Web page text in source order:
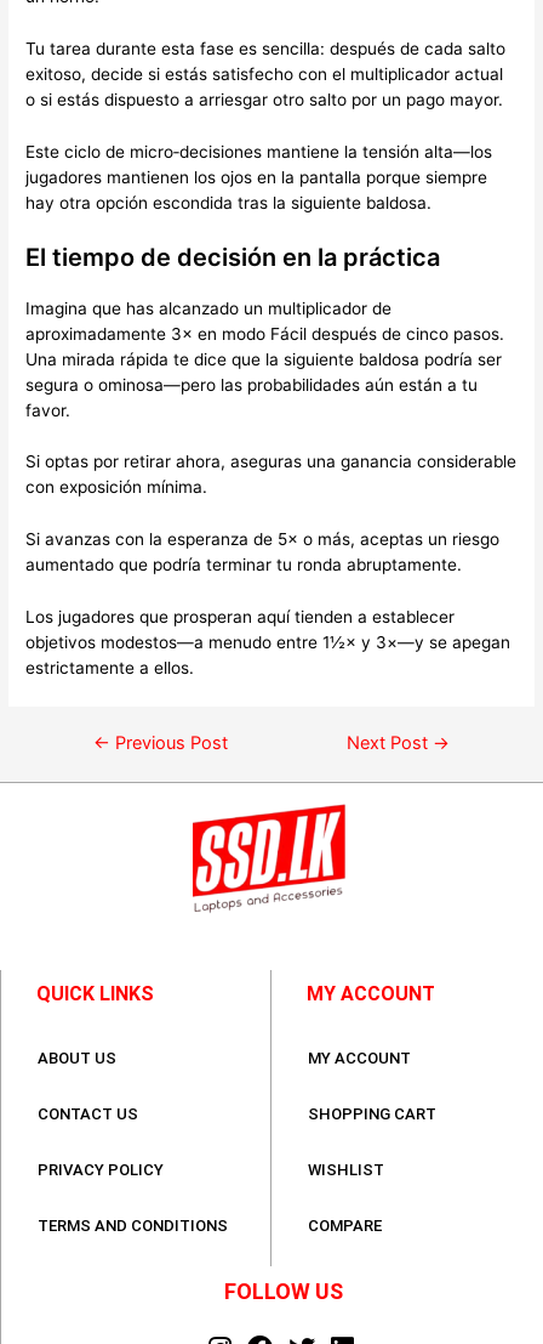
Tu tarea durante esta fase es sencilla: después de cada salto
exitoso, decide si estás satisfecho con el multiplicador actual
o si estás dispuesto a arriesgar otro salto por un pago mayor.
Este ciclo de micro‑decisiones mantiene la tensión alta—los
jugadores mantienen los ojos en la pantalla porque siempre
hay otra opción escondida tras la siguiente baldosa.
El tiempo de decisión en la práctica
Imagina que has alcanzado un multiplicador de
aproximadamente 3× en modo Fácil después de cinco pasos.
Una mirada rápida te dice que la siguiente baldosa podría ser
segura o ominosa—pero las probabilidades aún están a tu
favor.
Si optas por retirar ahora, aseguras una ganancia considerable
con exposición mínima.
Si avanzas con la esperanza de 5× o más, aceptas un riesgo
aumentado que podría terminar tu ronda abruptamente.
Los jugadores que prosperan aquí tienden a establecer
objetivos modestos—a menudo entre 1½× y 3×—y se apegan
estrictamente a ellos.
← Previous Post Next Post →
QUICK LINKS
ABOUT US
CONTACT US
PRIVACY POLICY
TERMS AND CONDITIONS
MY ACCOUNT
MY ACCOUNT
SHOPPING CART
WISHLIST
COMPARE
FOLLOW US